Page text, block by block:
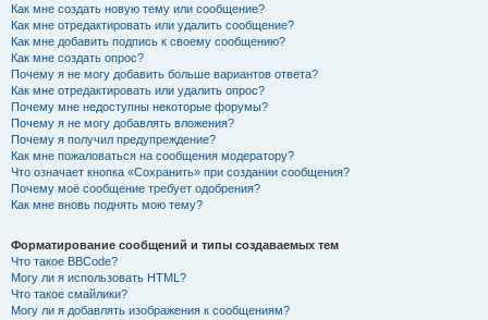
Как мне создать новую тему или сообщение?
Как мне отредактировать или удалить сообщение?
Как мне добавить подпись к своему сообщению?
Как мне создать опрос?
Почему я не могу добавить больше вариантов ответа?
Как мне отредактировать или удалить опрос?
Почему мне недоступны некоторые форумы?
Почему я не могу добавлять вложения?
Почему я получил предупреждение?
Как мне пожаловаться на сообщения модератору?
Что означает кнопка «Сохранить» при создании сообщения?
Почему моё сообщение требует одобрения?
Как мне вновь поднять мою тему?
Форматирование сообщений и типы создаваемых тем
Что такое BBCode?
Могу ли я использовать HTML?
Что такое смайлики?
Могу ли я добавлять изображения к сообщениям?